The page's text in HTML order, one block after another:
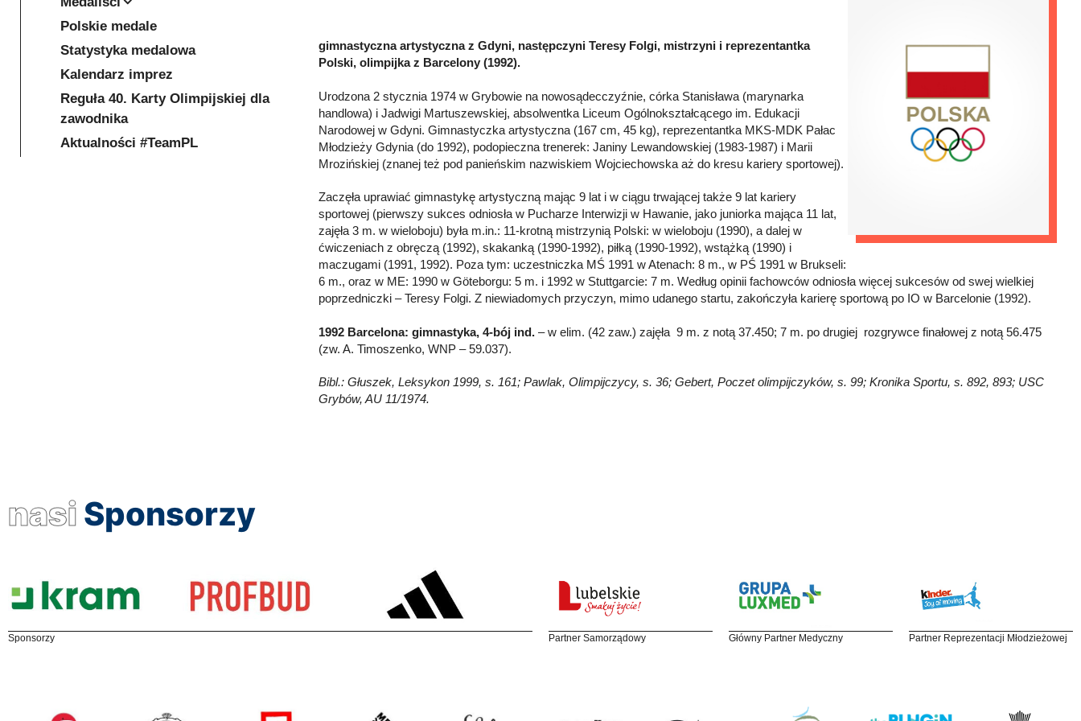
gimnastyczna artystyczna z Gdyni, następczyni Teresy Folgi, mistrzyni i reprezentantka
Polski, olimpijka z Barcelony (1992).
Urodzona 2 stycznia 1974 w Grybowie na nowosądecczyźnie, córka Stanisława (marynarka
handlowa) i Jadwigi Martuszewskiej, absolwentka Liceum Ogólnokształcącego im. Edukacji
Narodowej w Gdyni. Gimnastyczka artystyczna (167 cm, 45 kg), reprezentantka MKS-MDK Pałac
Młodzieży Gdynia (do 1992), podopieczna trenerek: Janiny Lewandowskiej (1983-1987) i Marii
Mrozińskiej (znanej też pod panieńskim nazwiskiem Wojciechowska aż do kresu kariery sportowej).
Zaczęła uprawiać gimnastykę artystyczną mając 9 lat i w ciągu trwającej także 9 lat kariery
sportowej (pierwszy sukces odniosła w Pucharze Interwizji w Hawanie, jako juniorka mająca 11 lat,
zajęła 3 m. w wieloboju) była m.in.: 11-krotną mistrzynią Polski: w wieloboju (1990), a dalej w
ćwiczeniach z obręczą (1992), skakanką (1990-1992), piłką (1990-1992), wstążką (1990) i
maczugami (1991, 1992). Poza tym: uczestniczka MŚ 1991 w Atenach: 8 m., w PŚ 1991 w Brukseli:
6 m., oraz w ME: 1990 w Göteborgu: 5 m. i 1992 w Stuttgarcie: 7 m. Według opinii fachowców odniosła więcej sukcesów od swej wielkiej
poprzedniczki – Teresy Folgi. Z niewiadomych przyczyn, mimo udanego startu, zakończyła karierę sportową po IO w Barcelonie (1992).
1992 Barcelona: gimnastyka, 4-bój ind. – w elim. (42 zaw.) zajęła 9 m. z notą 37.450; 7 m. po drugiej rozgrywce finałowej z notą 56.475
(zw. A. Timoszenko, WNP – 59.037).
Bibl.: Głuszek, Leksykon 1999, s. 161; Pawlak, Olimpijczycy, s. 36; Gebert, Poczet olimpijczyków, s. 99; Kronika Sportu, s. 892, 893; USC
Grybów, AU 11/1974.
Polskie medale
Statystyka medalowa
Kalendarz imprez
Reguła 40. Karty Olimpijskiej dla
zawodnika
Aktualności #TeamPL
nasi Sponsorzy
Sponsorzy Partner Samorządowy Główny Partner Medyczny Partner Reprezentacji Młodzieżowej